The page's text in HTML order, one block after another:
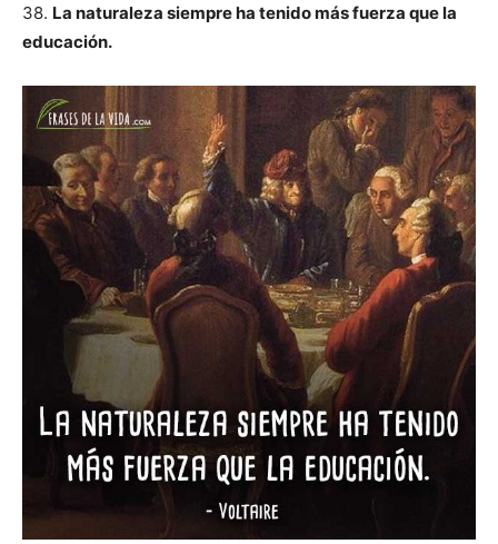
38. La naturaleza siempre ha tenido más fuerza que la
educación.